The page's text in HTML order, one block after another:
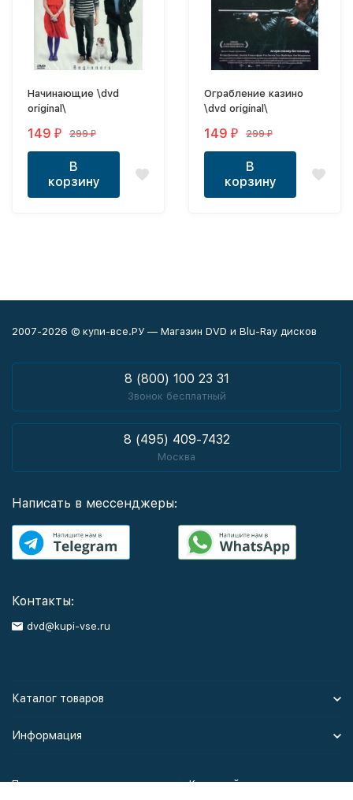
Начинающие \dvd
original\
149 ₽ 299₽
В
корзину
Ограбление казино
\dvd original\
149 ₽ 299₽
В
корзину
2007-2026 © купи-все.РУ — Магазин DVD и Blu-Ray дисков
8 (800) 100 23 31
Звонок бесплатный
8 (495) 409-7432
Москва
Написать в мессенджеры:
Контакты:
dvd@kupi-vse.ru
Каталог товаров
Информация
Политика персональных данных Карта сайта